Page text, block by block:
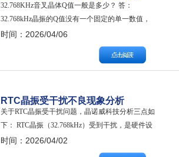
少？
32.768KHz音叉晶体Q值一般是多少？ 答：
32.768kHz晶振的Q值没有一个固定的单一数值，
它通常在 30,000 到 80,000 之间，具体取决于晶振
的品牌、型号和生产工艺。 需要注意的是，晶振
的Q值并不是一个恒定值，它会受到一些因素的影
响： 测量环境： 在空气中测量和在真空环境中测
时间：2026/04/06
RTC晶振受干扰不良现象分析
关于RTC晶振受干扰问题，晶诺威科技分析三点如
下： RTC晶振（32.768kHz）受到干扰，是硬件设
计中最常见也最让人头疼的问题之一。由于它本
身是一个高阻抗、低功耗、小信号的敏感器件，
时间：2026/04/02